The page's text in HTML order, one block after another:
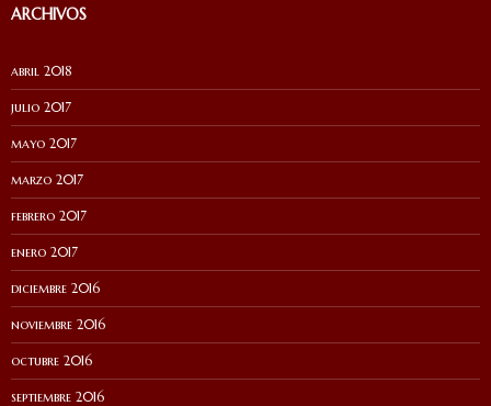
ARCHIVOS
abril 2018
julio 2017
mayo 2017
marzo 2017
febrero 2017
enero 2017
diciembre 2016
noviembre 2016
octubre 2016
septiembre 2016